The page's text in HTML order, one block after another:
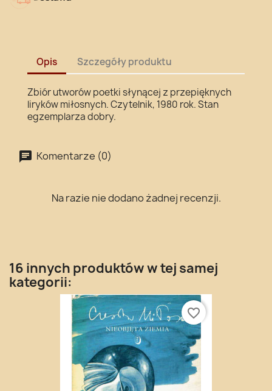
Opis Szczegóły produktu
Zbiór utworów poetki słynącej z przepięknych
liryków miłosnych. Czytelnik, 1980 rok. Stan
egzemplarza dobry.
Komentarze (0)
Na razie nie dodano żadnej recenzji.
16 innych produktów w tej samej
kategorii:
favorite_border